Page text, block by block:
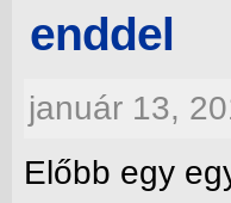
enddel
január 13,
Előbb egy